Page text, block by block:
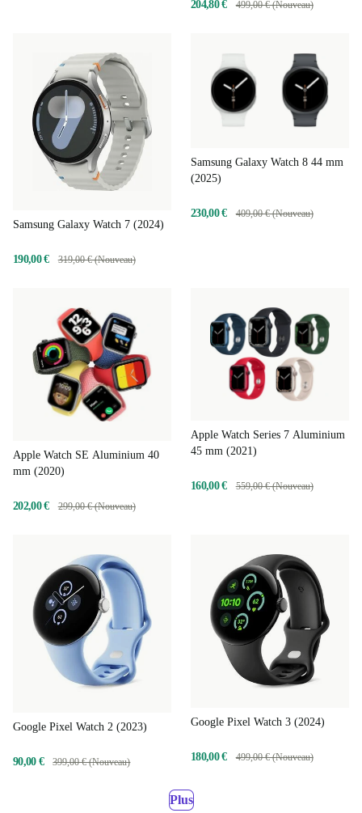
204,80 € 499,00 € (Nouveau)
Samsung Galaxy Watch 7 (2024)
190,00 € 319,00 € (Nouveau)
Samsung Galaxy Watch 8 44 mm
(2025)
230,00 € 409,00 € (Nouveau)
Apple Watch SE Aluminium 40
mm (2020)
202,00 € 299,00 € (Nouveau)
Apple Watch Series 7 Aluminium
45 mm (2021)
160,00 € 559,00 € (Nouveau)
Google Pixel Watch 2 (2023)
90,00 € 399,00 € (Nouveau)
Google Pixel Watch 3 (2024)
180,00 € 499,00 € (Nouveau)
Plus